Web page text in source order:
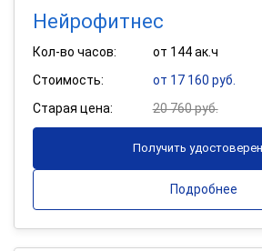
Нейрофитнес
Кол-во часов:
от 144 ак.ч
Стоимость:
от 17 160 руб.
Старая цена:
20 760 руб.
Получить
Подробнее